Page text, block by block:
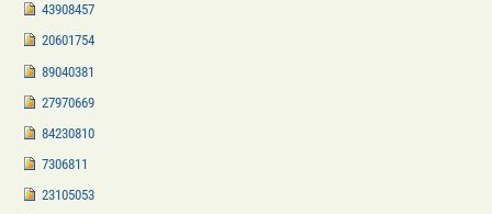
43908457
20601754
89040381
27970669
84230810
7306811
23105053